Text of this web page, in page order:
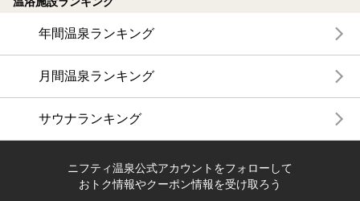
年間温泉ランキング
月間温泉ランキング
サウナランキング
ニフティ温泉公式アカウントをフォローして
おトク情報やクーポン情報を受け取ろう